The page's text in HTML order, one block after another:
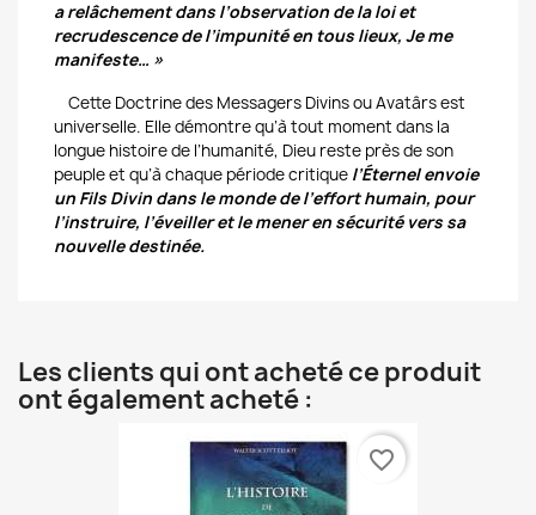
a relâchement dans l’observation de la loi et
recrudescence de l’impunité en tous lieux, Je me
manifeste… »
Cette Doctrine des Messagers Divins ou Avatârs est
universelle. Elle démontre qu’à tout moment dans la
longue histoire de l’humanité, Dieu reste près de son
peuple et qu’à chaque période critique l’Éternel envoie
un Fils Divin dans le monde de l’effort humain, pour
l’instruire, l’éveiller et le mener en sécurité vers sa
nouvelle destinée.
Les clients qui ont acheté ce produit
ont également acheté :
favorite_border